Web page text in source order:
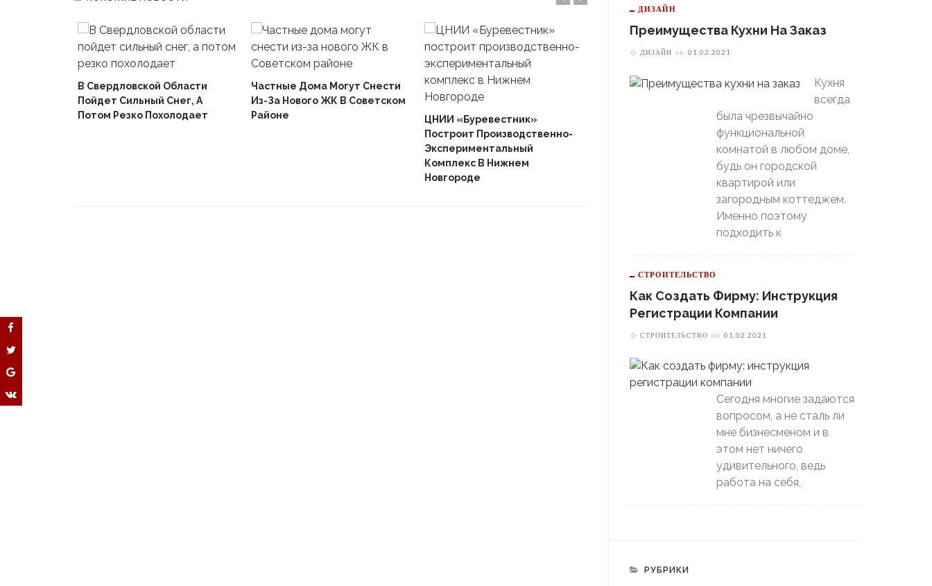
В Свердловской Области
Пойдет Сильный Снег, А
Потом Резко Похолодает
Частные Дома Могут Снести
Из-За Нового ЖК В Советском
Районе
ЦНИИ «Буревестник»
Построит Производственно-
Экспериментальный
Комплекс В Нижнем
Новгороде
«Автомобилист» Вышел В
Плей-Офф, Даже Не Доиграв
В Свердловской Области
Пойдет Сильный Снег, А
Потом Резко Похолодает
ДИЗАЙН
Преимущества Кухни На Заказ
ДИЗАЙН on 01.02.2021
Кухня
всегда
была чрезвычайно
функциональной
комнатой в любом доме,
будь он городской
квартирой или
загородным коттеджем.
Именно поэтому
подходить к
СТРОИТЕЛЬСТВО
Как Создать Фирму: Инструкция
Регистрации Компании
СТРОИТЕЛЬСТВО on 01.02.2021
Сегодня многие задаются
вопросом, а не сталь ли
мне бизнесменом и в
этом нет ничего
удивительного, ведь
работа на себя,
РУБРИКИ